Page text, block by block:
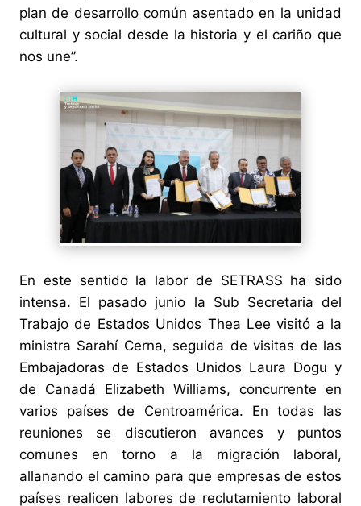
plan de desarrollo común asentado en la unidad
cultural y social desde la historia y el cariño que
nos une”.
En este sentido la labor de SETRASS ha sido
intensa. El pasado junio la Sub Secretaria del
Trabajo de Estados Unidos Thea Lee visitó a la
ministra Sarahí Cerna, seguida de visitas de las
Embajadoras de Estados Unidos Laura Dogu y
de Canadá Elizabeth Williams, concurrente en
varios países de Centroamérica. En todas las
reuniones se discutieron avances y puntos
comunes en torno a la migración laboral,
allanando el camino para que empresas de estos
países realicen labores de reclutamiento laboral